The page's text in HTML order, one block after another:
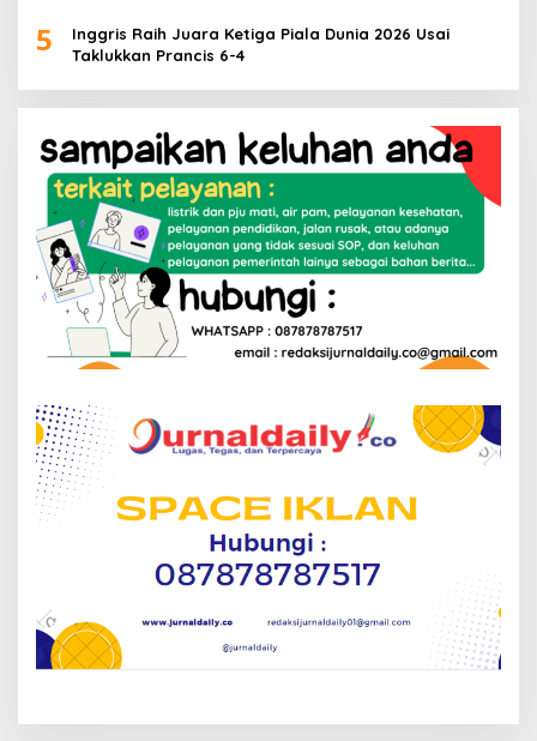
5
Inggris Raih Juara Ketiga Piala Dunia 2026 Usai
Taklukkan Prancis 6-4